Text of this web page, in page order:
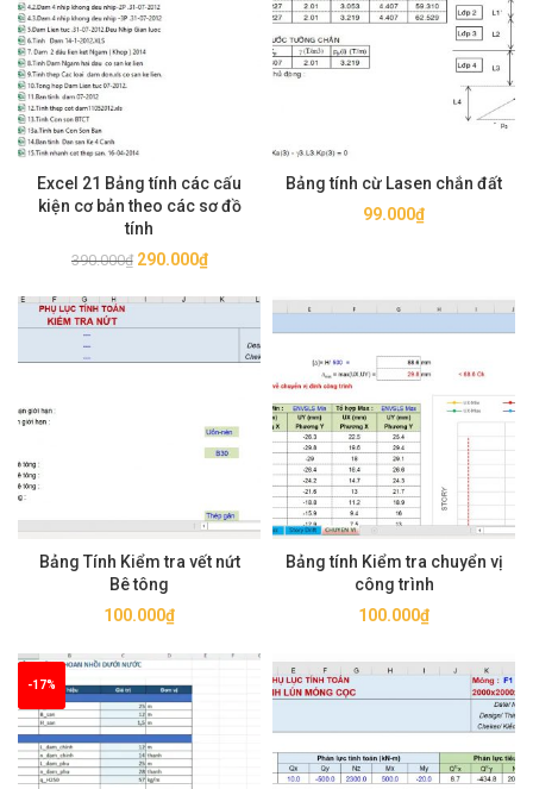
Excel 21 Bảng tính các cấu
kiện cơ bản theo các sơ đồ
tính
390.000₫ Giá
290.000₫Giá
290.000₫.
Bảng tính cừ Lasen chắn đất
99.000₫
Bảng Tính Kiểm tra vết nứt
Bê tông
100.000₫
Bảng tính Kiểm tra chuyển vị
công trình
100.000₫
-17%